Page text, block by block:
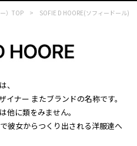
）TOP SOFIE D HOORE(ソフィードール)
、
ナー またブランドの名称です。
他に類をみません。
彼女からつくり出される洋服達へ